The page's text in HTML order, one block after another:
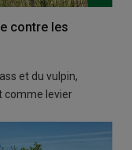
contre les
et du vulpin,
comme levier